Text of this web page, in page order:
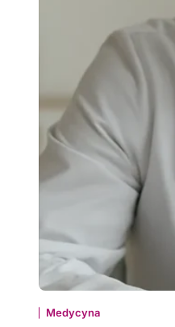
Medycyna